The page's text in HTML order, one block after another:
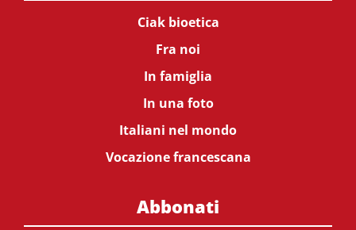
Ciak bioetica
Fra noi
In famiglia
In una foto
Italiani nel mondo
Vocazione francescana
Abbonati